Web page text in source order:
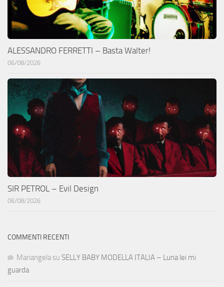
ALESSANDRO FERRETTI – Basta Walter!
06/08/2026
SIR PETROL – Evil Design
06/08/2026
COMMENTI RECENTI
Mariangela su SELLY BABY MODELLA ITALIA – Luna lei mi
guarda